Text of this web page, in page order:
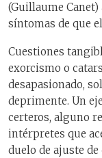
(Guillaume
síntomas de que
Cuestiones
exorcismo o
desapasionado,
deprimente. Un
certeros, alguno
intérpretes que
duelo de ajuste